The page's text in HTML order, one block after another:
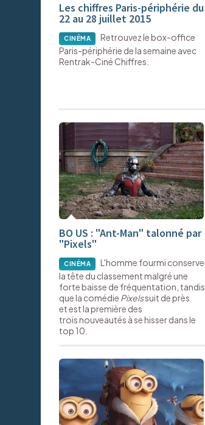
Les chiffres Paris-périphérie du
22 au 28 juillet 2015
CINÉMA
Retrouvez le box-office
Paris-périphérie de la semaine avec
Rentrak-Ciné Chiffres.
BO US : "Ant-Man" talonné par
"Pixels"
CINÉMA
L'homme fourmi conserve
la tête du classement malgré une
forte baisse de fréquentation, tandis
que la comédie Pixelssuit de près
et est la première des
trois nouveautés à se hisser dans le
top 10.